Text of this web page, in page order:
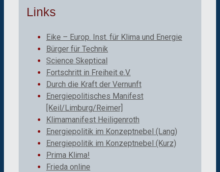
Links
Eike – Europ. Inst. für Klima und Energie
Bürger für Technik
Science Skeptical
Fortschritt in Freiheit e.V.
Durch die Kraft der Vernunft
Energiepolitisches Manifest
[Keil/Limburg/Reimer]
Klimamanifest Heiligenroth
Energiepolitik im Konzeptnebel (Lang)
Energiepolitik im Konzeptnebel (Kurz)
Prima Klima!
Frieda online